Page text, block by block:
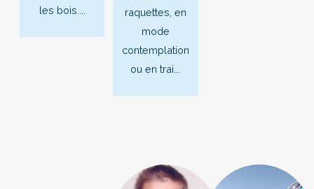
les bois....
raquettes, en
mode
contemplation
ou en trai...